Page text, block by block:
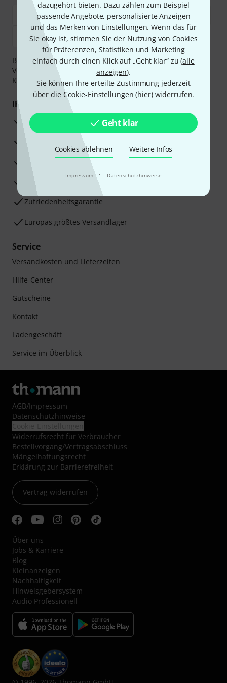
dazugehört bieten. Dazu zählen zum Beispiel
passende Angebote, personalisierte Anzeigen
und das Merken von Einstellungen. Wenn das für
Sie okay ist, stimmen Sie der Nutzung von Cookies
für Präferenzen, Statistiken und Marketing
einfach durch einen Klick auf „Geht klar“ zu (alle
anzeigen).
Sie können Ihre erteilte Zustimmung jederzeit
über die Cookie-Einstellungen (hier) widerrufen.
Geht klar
Cookies ablehnen Weitere Infos
Impressum · Datenschutzhinweise
Bezahlen Sie vertraulich und sicher per Nachnahme,
Vorkasse, PayPal, Amazon Pay,Klarna Sofort bezahlen
Klarna Ratenzahlungoder Kreditkarte.
Ihre Vorteile
3 Jahre Thomann Garantie
30 Tage Money-Back-Garantie
Reparaturservice
Beratung durch Fachexperten
Zufriedenheitsgarantie
Europas größtes Versandlager
Service
Versandkosten und Lieferzeiten
Hilfe-Center
Gutscheine
Kontakt
Ladengeschäft
Service im Überblick
AGB/Impressum
Datenschutzhinweise
Widerrufsrecht für Verbraucher
Bestellvorgang/Vertragsabschluss
Mängelhaftungsrecht
Erklärung zur Barrierefreiheit
Vertrag widerrufen
Über uns
Jobs & Karriere
Blog
Kleinanzeigen
Nachhaltigkeit
Hinweisgebersystem
Audio Professionell